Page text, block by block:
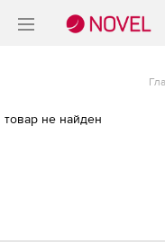
товар не найден